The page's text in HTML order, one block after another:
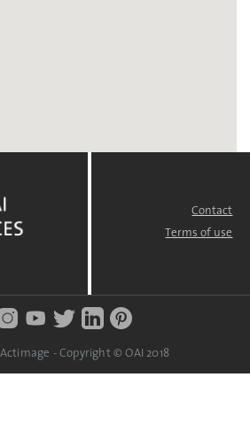
Contact
Terms of use
- Copyright © OAI 2018